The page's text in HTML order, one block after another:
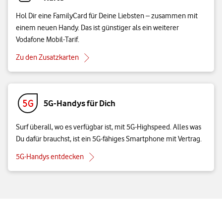
Hol Dir eine FamilyCard für Deine Liebsten – zusammen mit
einem neuen Handy. Das ist günstiger als ein weiterer
Vodafone Mobil-Tarif.
Zu den Zusatzkarten
5G-Handys für Dich
Surf überall, wo es verfügbar ist, mit 5G-Highspeed. Alles was
Du dafür brauchst, ist ein 5G-fähiges Smartphone mit Vertrag.
5G-Handys entdecken